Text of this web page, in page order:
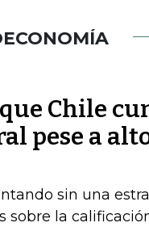
Chile
pese a
sin una
sobre la